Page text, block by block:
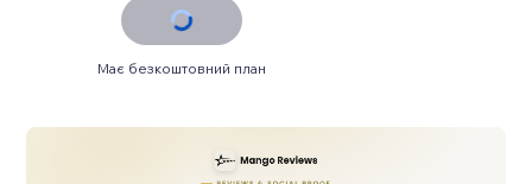
Має безкоштовний план